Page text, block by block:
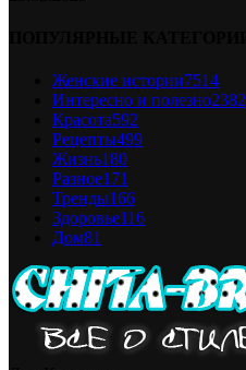
Женские истории7514
Интересно и полезно2382
Красота592
Рецепты499
Жизнь180
Разное171
Тренды166
Здоровье116
Дом81